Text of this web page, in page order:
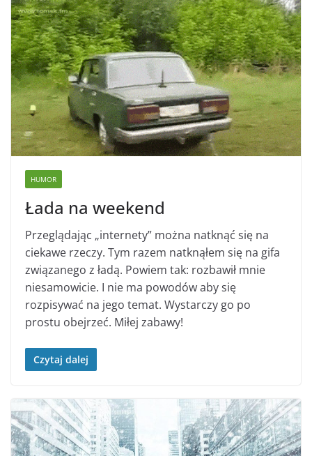
HUMOR
Łada na weekend
Przeglądając „internety” można natknąć się na
ciekawe rzeczy. Tym razem natknąłem się na gifa
związanego z ładą. Powiem tak: rozbawił mnie
niesamowicie. I nie ma powodów aby się
rozpisywać na jego temat. Wystarczy go po
prostu obejrzeć. Miłej zabawy!
Czytaj dalej